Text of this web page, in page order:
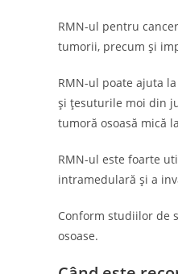
RMN-ul pentru
tumorii, precum și
RMN-ul poate ajuta
și țesuturile moi din
tumoră osoasă mică
RMN-ul este foarte
intramedulară și a
Conform studiilor de
osoase.